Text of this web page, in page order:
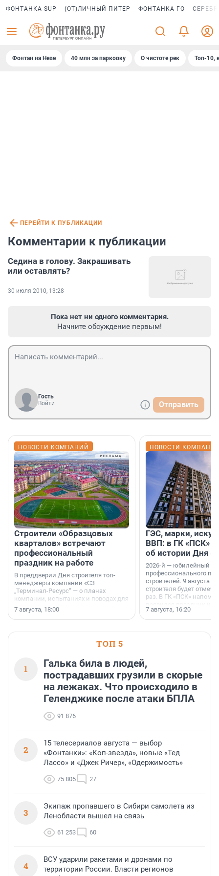
ФОНТАНКА SUP (ОТ)ЛИЧНЫЙ ПИТЕР ФОНТАНКА ГО
Фонтан на Неве 40 млн за парковку О чистоте рек Топ-10,
ПЕРЕЙТИ К ПУБЛИКАЦИИ
Комментарии к публикации
Седина в голову. Закрашивать
или оставлять?
30 июля 2010, 13:28
Пока нет ни одного комментария.
Начните обсуждение первым!
Гость
Войти
Отправить
НОВОСТИ КОМПАНИЙ
Строители «Образцовых
кварталов» встречают
профессиональный
праздник на работе
В преддверии Дня строителя топ-
менеджеры компании «СЗ
„Терминал-Ресурс“ — о планах
компании, испытаниях и поводах для
осторожного оптимизма.
7 августа, 18:00
НОВОСТИ
ГЭС, марки,
ВВП: в ГК «ПСК»
об истории Дня
2026-й — юбилейный
профессионального
строителей. 9 августа
строителя будет
раз. В ГК «ПСК»
поменялась роль
7 августа, 16:20
ТОП 5
1
Галька била в людей,
пострадавших грузили в скорые
на лежаках. Что происходило в
Геленджике после атаки БПЛА
91 876
2
15 телесериалов августа — выбор
«Фонтанки»: «Коп-звезда», новые «Тед
Лассо» и «Джек Ричер», «Одержимость»
75 805 27
3
Экипаж пропавшего в Сибири самолета из
Ленобласти вышел на связь
61 253 60
4
ВСУ ударили ракетами и дронами по
территории России. Власти регионов